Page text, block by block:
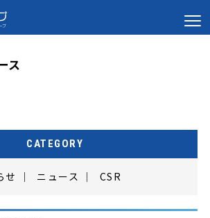
ス
CATEGORY
せ ｜ ニュース ｜ CSR